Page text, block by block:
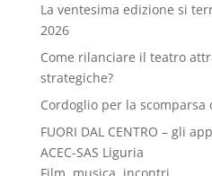
La ventesima edizione si
2026
Come rilanciare il teatro
strategiche?
Cordoglio per la scomparsa
FUORI DAL CENTRO – gli
ACEC-SAS Liguria